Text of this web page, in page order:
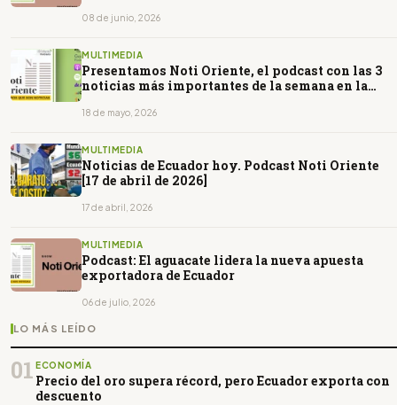
08 de junio, 2026
MULTIMEDIA
Presentamos Noti Oriente, el podcast con las 3
noticias más importantes de la semana en la
18 de mayo, 2026
MULTIMEDIA
Noticias de Ecuador hoy. Podcast Noti Oriente
[17 de abril de 2026]
17 de abril, 2026
MULTIMEDIA
Podcast: El aguacate lidera la nueva apuesta
exportadora de Ecuador
06 de julio, 2026
LO MÁS LEÍDO
01 ECONOMÍA
Precio del oro supera récord, pero Ecuador exporta con
descuento